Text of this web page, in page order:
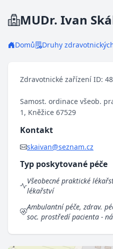
MUDr. Ivan
Domů Druhy
Zdravotnické zařízení ID:
Samost. ordinace všeob.
1, Kněžice 67529
Kontakt
skaivan@seznam.cz
Typ poskytované péče
Všeobecné praktické
lékařství
Ambulantní péče, zdrav.
soc. prostředí pacienta -